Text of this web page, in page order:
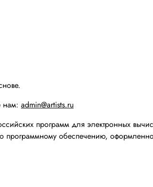
нам: admin@artists.ru
программ для электронных
программному обеспечению,